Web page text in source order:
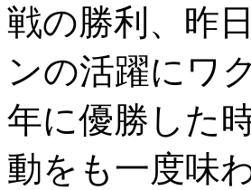
戦の勝利、昨
ンの活躍にワ
年に優勝した
動をも一度味